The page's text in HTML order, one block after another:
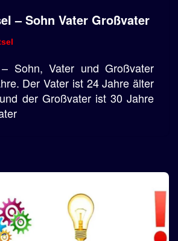
– Sohn Vater Großvater
– Sohn, Vater und Großvater
Der Vater ist 24 Jahre älter
der Großvater ist 30 Jahre